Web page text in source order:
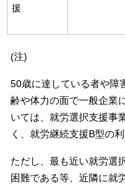
援
(注)
50歳に達している者や障
齢や体力の面で一般企業
いては、就労選択支援事
く、就労継続支援B型の利
ただし、最も近い就労選
困難である等、近隣に就